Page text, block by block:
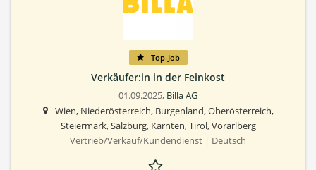
Top-Job
Verkäufer:in in der Feinkost
01.09.2025, Billa AG
Wien, Niederösterreich, Burgenland, Oberösterreich,
Steiermark, Salzburg, Kärnten, Tirol, Vorarlberg
Vertrieb/Verkauf/Kundendienst | Deutsch